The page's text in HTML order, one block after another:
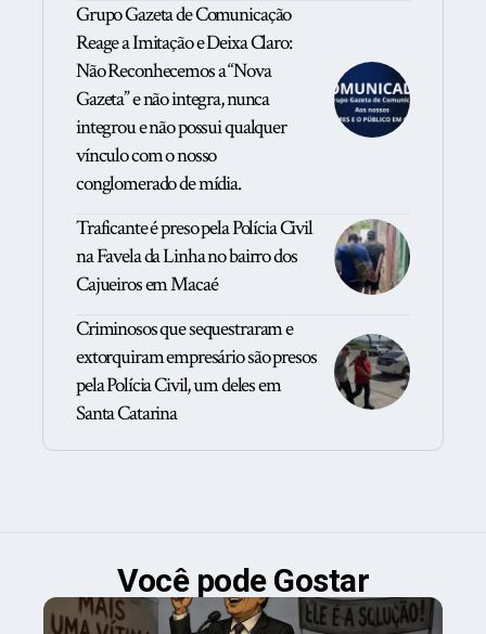
Grupo Gazeta de Comunicação
Reage a Imitação e Deixa Claro:
Não Reconhecemos a “Nova
Gazeta” e não integra, nunca
integrou e não possui qualquer
vínculo com o nosso
conglomerado de mídia.
Traficante é preso pela Polícia Civil
na Favela da Linha no bairro dos
Cajueiros em Macaé
Criminosos que sequestraram e
extorquiram empresário são presos
pela Polícia Civil, um deles em
Santa Catarina
Você pode Gostar